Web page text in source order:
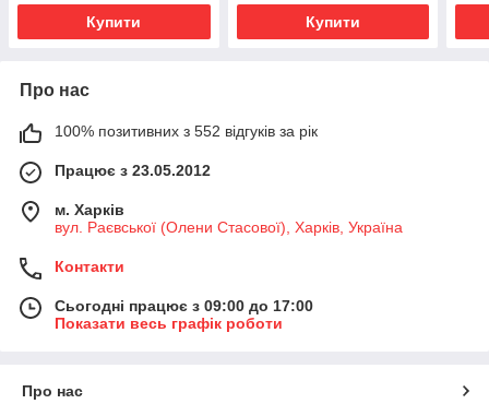
Купити Купити
Про нас
100% позитивних з 552 відгуків за рік
Працює з 23.05.2012
м. Харків
вул. Раєвської (Олени Стасової), Харків, Україна
Контакти
Сьогодні працює з 09:00 до 17:00
Показати весь графік роботи
Про нас